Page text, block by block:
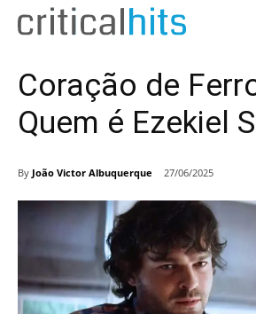
Coração de
Quem é Ezekiel
By João Victor Albuquerque 27/06/2025